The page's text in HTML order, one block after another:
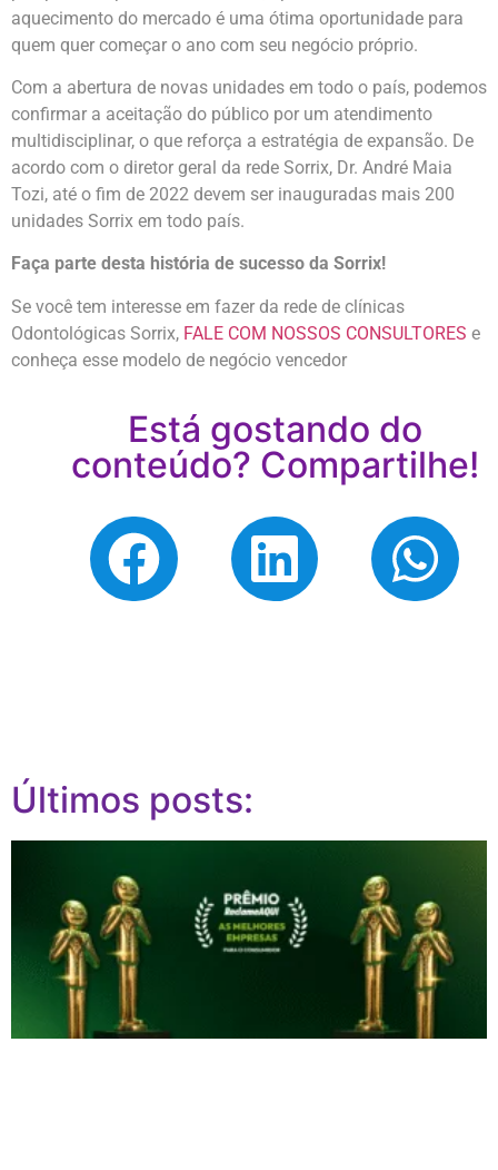
aquecimento do mercado é uma ótima oportunidade para
quem quer começar o ano com seu negócio próprio.
Com a abertura de novas unidades em todo o país, podemos
confirmar a aceitação do público por um atendimento
multidisciplinar, o que reforça a estratégia de expansão. De
acordo com o diretor geral da rede Sorrix, Dr. André Maia
Tozi, até o fim de 2022 devem ser inauguradas mais 200
unidades Sorrix em todo país.
Faça parte desta história de sucesso da Sorrix!
Se você tem interesse em fazer da rede de clínicas
Odontológicas Sorrix, FALE COM NOSSOS CONSULTORES e
conheça esse modelo de negócio vencedor
Está gostando do
conteúdo? Compartilhe!
Últimos posts: